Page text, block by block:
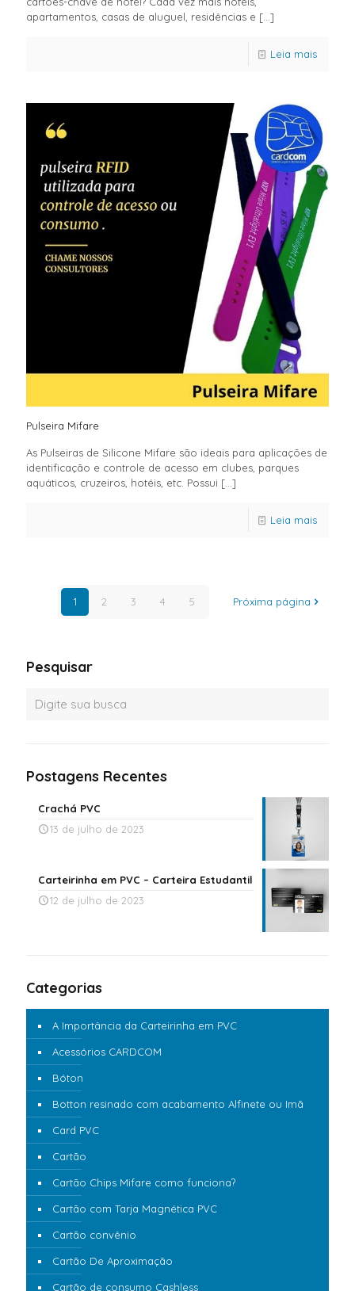
apartamentos, casas de aluguel, residências e […]
Leia mais
Pulseira Mifare
As Pulseiras de Silicone Mifare são ideais para aplicações de
identificação e controle de acesso em clubes, parques
aquáticos, cruzeiros, hotéis, etc. Possui […]
Leia mais
1 2 3 4 5 Próxima página
Pesquisar
Postagens Recentes
Crachá PVC
13 de julho de 2023
Carteirinha em PVC – Carteira Estudantil
12 de julho de 2023
Categorias
A Importância da Carteirinha em PVC
Acessórios CARDCOM
Bóton
Botton resinado com acabamento Alfinete ou Imã
Card PVC
Cartão
Cartão Chips Mifare como funciona?
Cartão com Tarja Magnética PVC
Cartão convênio
Cartão De Aproximação
Cartão de consumo Cashless